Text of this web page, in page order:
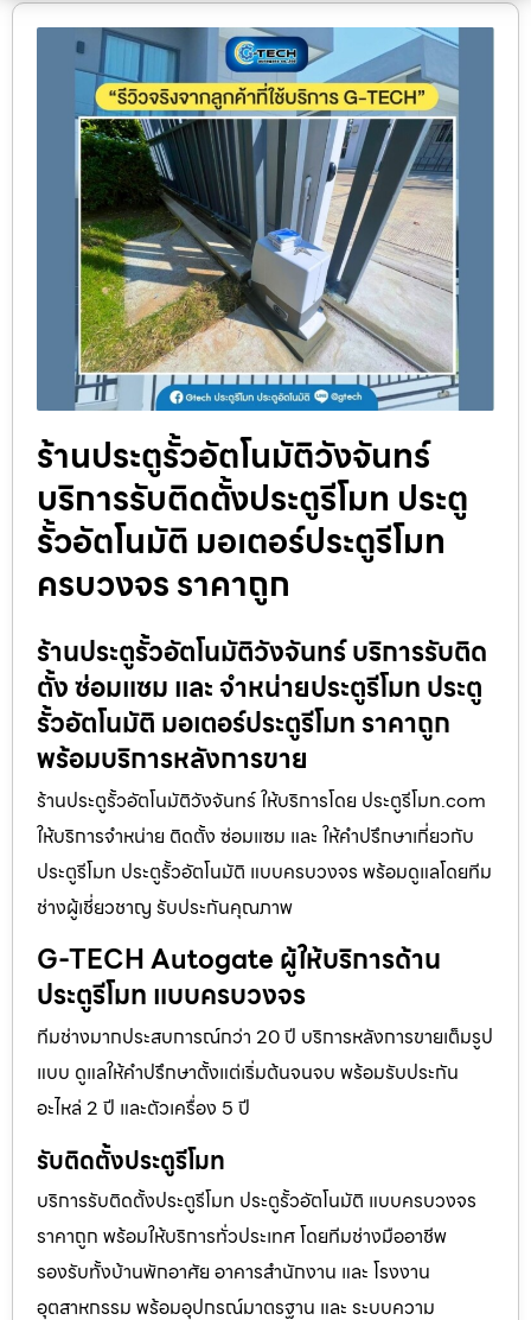
ร้านประตูรั้วอัตโนมัติวังจันทร์
บริการรับติดตั้งประตูรีโมท ประตู
รั้วอัตโนมัติ มอเตอร์ประตูรีโมท
ครบวงจร ราคาถูก
ร้านประตูรั้วอัตโนมัติวังจันทร์ บริการรับติด
ตั้ง ซ่อมแซม และ จำหน่ายประตูรีโมท ประตู
รั้วอัตโนมัติ มอเตอร์ประตูรีโมท ราคาถูก
พร้อมบริการหลังการขาย
ร้านประตูรั้วอัตโนมัติวังจันทร์ ให้บริการโดย ประตูรีโมท.com
ให้บริการจำหน่าย ติดตั้ง ซ่อมแซม และ ให้คำปรึกษาเกี่ยวกับ
ประตูรีโมท ประตูรั้วอัตโนมัติ แบบครบวงจร พร้อมดูแลโดยทีม
ช่างผู้เชี่ยวชาญ รับประกันคุณภาพ
G-TECH Autogate ผู้ให้บริการด้าน
ประตูรีโมท แบบครบวงจร
ทีมช่างมากประสบการณ์กว่า 20 ปี บริการหลังการขายเต็มรูป
แบบ ดูแลให้คำปรึกษาตั้งแต่เริ่มต้นจนจบ พร้อมรับประกัน
อะไหล่ 2 ปี และตัวเครื่อง 5 ปี
รับติดตั้งประตูรีโมท
บริการรับติดตั้งประตูรีโมท ประตูรั้วอัตโนมัติ แบบครบวงจร
ราคาถูก พร้อมให้บริการทั่วประเทศ โดยทีมช่างมืออาชีพ
รองรับทั้งบ้านพักอาศัย อาคารสำนักงาน และ โรงงาน
อุตสาหกรรม พร้อมอุปกรณ์มาตรฐาน และ ระบบความ